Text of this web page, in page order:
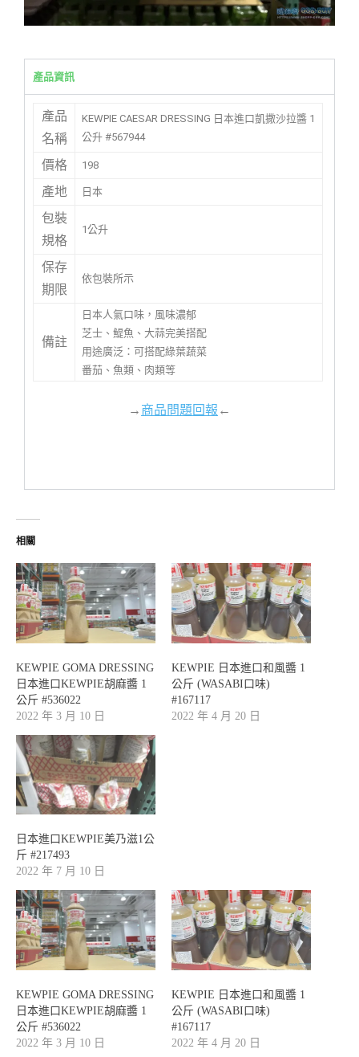
產品資訊
產品
名稱
KEWPIE CAESAR DRESSING 日本進口凱撒沙拉醬 1
公升 #567944
價格 198
產地 日本
包裝
規格
1公升
保存
期限
依包裝所示
備註
日本人氣口味，風味濃郁
芝士、鯷魚、大蒜完美搭配
用途廣泛：可搭配綠葉蔬菜
番茄、魚類、肉類等
→商品問題回報←
相關
KEWPIE GOMA DRESSING
日本進口KEWPIE胡麻醬 1
公斤 #536022
2022 年 3 月 10 日
KEWPIE 日本進口和風醬 1
公斤 (WASABI口味)
#167117
2022 年 4 月 20 日
日本進口KEWPIE美乃滋1公
斤 #217493
2022 年 7 月 10 日
KEWPIE GOMA DRESSING
日本進口KEWPIE胡麻醬 1
公斤 #536022
2022 年 3 月 10 日
KEWPIE 日本進口和風醬 1
公斤 (WASABI口味)
#167117
2022 年 4 月 20 日